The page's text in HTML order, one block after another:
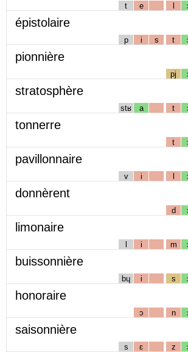
t e l
épistolaire
p i s t
pionnière
pj
stratosphère
stʁ a t
tonnerre
t
pavillonnaire
v i l
donnèrent
d
limonaire
l i m
buissonnière
bɥ i s
honoraire
ɔ n
saisonnière
s ɛ z